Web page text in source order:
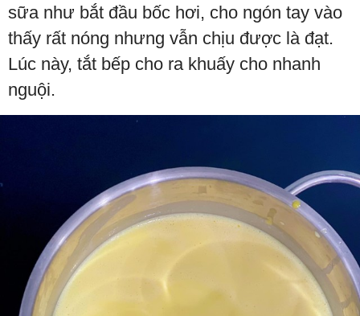
sữa như bắt đầu bốc hơi, cho ngón tay vào
thấy rất nóng nhưng vẫn chịu được là đạt.
Lúc này, tắt bếp cho ra khuấy cho nhanh
nguội.